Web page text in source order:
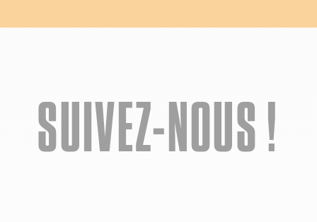
SUIVEZ-NOUS !